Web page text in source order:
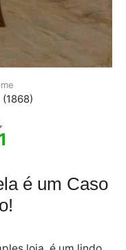
é um Caso